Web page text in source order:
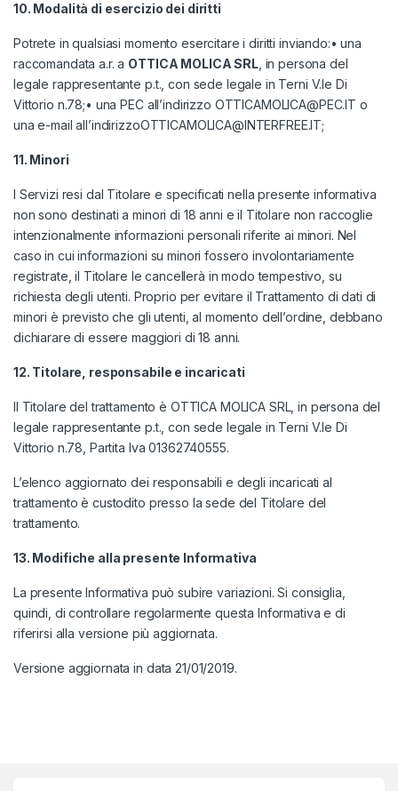
10. Modalità di esercizio dei diritti
Potrete in qualsiasi momento esercitare i diritti inviando:• ​una
raccomandata a.r. a OTTICA MOLICA SRL, in persona del
legale rappresentante p.t., con sede legale in Terni V.le Di
Vittorio n.78;• ​una PEC all’indirizzo OTTICAMOLICA@PEC.IT o
una e-mail all’indirizzoOTTICAMOLICA@INTERFREE.IT;
11. Minori
I Servizi resi dal Titolare e specificati nella presente informativa
non sono destinati a minori di 18 anni e il Titolare non raccoglie
intenzionalmente informazioni personali riferite ai minori. Nel
caso in cui informazioni su minori fossero involontariamente
registrate, il Titolare le cancellerà in modo tempestivo, su
richiesta degli utenti. Proprio per evitare il Trattamento di dati di
minori è previsto che gli utenti, al momento dell’ordine, debbano
dichiarare di essere maggiori di 18 anni.
12. Titolare, responsabile e incaricati
Il Titolare del trattamento è OTTICA MOLICA SRL, in persona del
legale rappresentante p.t., con sede legale in Terni V.le Di
Vittorio n.78, Partita Iva 01362740555.
L’elenco aggiornato dei responsabili e degli incaricati al
trattamento è custodito presso la sede del Titolare del
trattamento.
13. Modifiche alla presente Informativa
La presente Informativa può subire variazioni. Si consiglia,
quindi, di controllare regolarmente questa Informativa e di
riferirsi alla versione più aggiornata.
Versione aggiornata in data 21/01/2019.